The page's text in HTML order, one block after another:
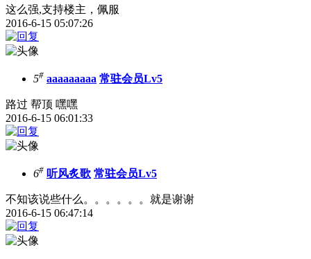
这么强,支持楼主，佩服
2016-6-15 05:07:26
5# aaaaaaaaa 常驻会员Lv5
路过 帮顶 嘿嘿
2016-6-15 06:01:33
6# 听风炙歌 常驻会员Lv5
不知该说些什么。。。。。。就是谢谢
2016-6-15 06:47:14